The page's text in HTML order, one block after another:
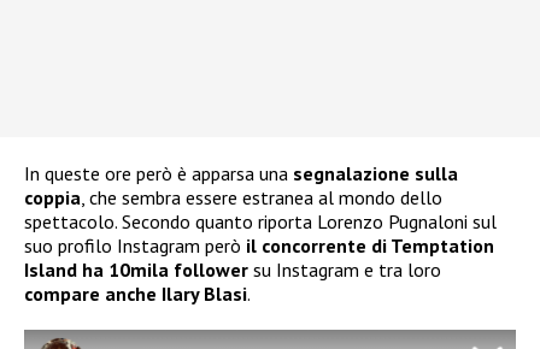
In queste ore però è apparsa una segnalazione sulla
coppia, che sembra essere estranea al mondo dello
spettacolo. Secondo quanto riporta Lorenzo Pugnaloni sul
suo profilo Instagram però il concorrente di Temptation
Island ha 10mila follower su Instagram e tra loro
compare anche Ilary Blasi.